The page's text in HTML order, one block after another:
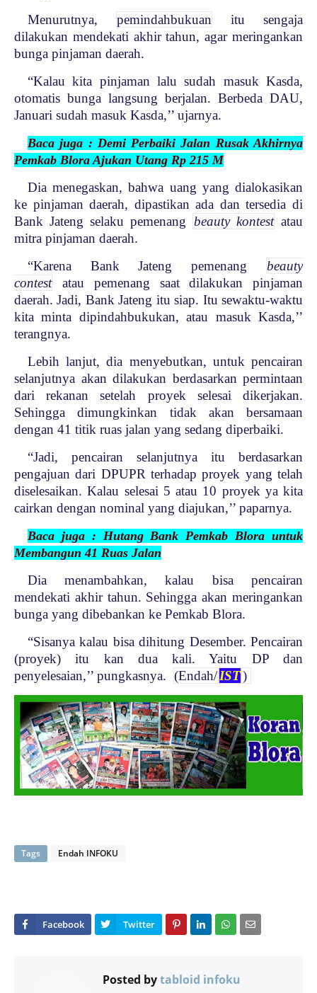
Menurutnya, pemindahbukuan
itu sengaja
dilakukan mendekati akhir tahun, agar meringankan
bunga pinjaman daerah.
“Kalau kita pinjaman lalu sudah masuk Kasda,
otomatis bunga langsung berjalan. Berbeda DAU,
Januari sudah masuk Kasda,’’ ujarnya.
Baca juga : Demi Perbaiki Jalan Rusak Akhirnya
Pemkab Blora Ajukan Utang Rp 215 M
Dia menegaskan, bahwa uang yang dialokasikan
ke pinjaman daerah, dipastikan ada dan tersedia di
Bank Jateng selaku pemenang beauty kontestatau
mitra pinjaman daerah.
“Karena Bank Jateng pemenang beauty
contest atau pemenang saat dilakukan pinjaman
daerah. Jadi, Bank Jateng itu siap. Itu sewaktu-waktu
kita minta dipindahbukukan, atau masuk Kasda,’’
terangnya.
Lebih lanjut, dia menyebutkan, untuk pencairan
selanjutnya akan dilakukan berdasarkan permintaan
dari rekanan setelah proyek selesai dikerjakan.
Sehingga dimungkinkan tidak akan bersamaan
dengan 41 titik ruas jalan yang sedang diperbaiki.
“Jadi, pencairan selanjutnya itu berdasarkan
pengajuan dari DPUPR terhadap proyek yang telah
diselesaikan. Kalau selesai 5 atau 10 proyek ya kita
cairkan dengan nominal yang diajukan,’’ paparnya.
Baca juga : Hutang Bank Pemkab Blora untuk
Membangun 41 Ruas Jalan
Dia menambahkan, kalau bisa pencairan
mendekati akhir tahun. Sehingga akan meringankan
bunga yang dibebankan ke Pemkab Blora.
“Sisanya kalau bisa dihitung Desember. Pencairan
(proyek) itu kan dua kali. Yaitu DP dan
penyelesaian,’’ pungkasnya. (Endah/IST)
Tags Endah INFOKU
Posted bytabloid infoku